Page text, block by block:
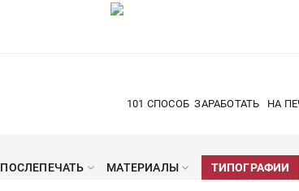
101 СПОСОБ ЗАРАБОТАТЬ НА
ПОСЛЕПЕЧАТЬ МАТЕРИАЛЫ ТИПОГРАФИИ